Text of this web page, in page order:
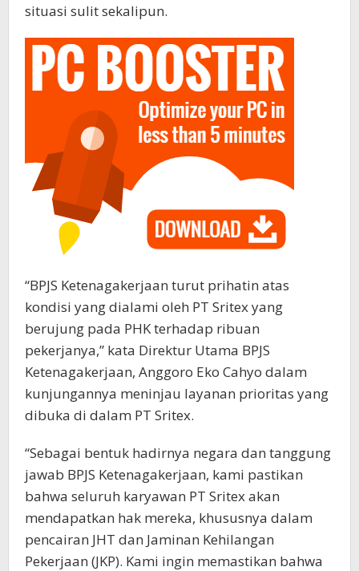
situasi sulit sekalipun.
“BPJS Ketenagakerjaan turut prihatin atas
kondisi yang dialami oleh PT Sritex yang
berujung pada PHK terhadap ribuan
pekerjanya,” kata Direktur Utama BPJS
Ketenagakerjaan, Anggoro Eko Cahyo dalam
kunjungannya meninjau layanan prioritas yang
dibuka di dalam PT Sritex.
“Sebagai bentuk hadirnya negara dan tanggung
jawab BPJS Ketenagakerjaan, kami pastikan
bahwa seluruh karyawan PT Sritex akan
mendapatkan hak mereka, khususnya dalam
pencairan JHT dan Jaminan Kehilangan
Pekerjaan (JKP). Kami ingin memastikan bahwa